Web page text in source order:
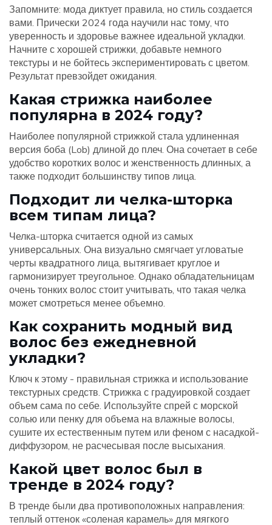
Запомните: мода диктует правила, но стиль создается
вами. Прически 2024 года научили нас тому, что
уверенность и здоровье важнее идеальной укладки.
Начните с хорошей стрижки, добавьте немного
текстуры и не бойтесь экспериментировать с цветом.
Результат превзойдет ожидания.
Какая стрижка наиболее
популярна в 2024 году?
Наиболее популярной стрижкой стала удлиненная
версия боба (Lob) длиной до плеч. Она сочетает в себе
удобство коротких волос и женственность длинных, а
также подходит большинству типов лица.
Подходит ли челка-шторка
всем типам лица?
Челка-шторка считается одной из самых
универсальных. Она визуально смягчает угловатые
черты квадратного лица, вытягивает круглое и
гармонизирует треугольное. Однако обладательницам
очень тонких волос стоит учитывать, что такая челка
может смотреться менее объемно.
Как сохранить модный вид
волос без ежедневной
укладки?
Ключ к этому - правильная стрижка и использование
текстурных средств. Стрижка с градуировкой создает
объем сама по себе. Используйте спрей с морской
солью или пенку для объема на влажные волосы,
сушите их естественным путем или феном с насадкой-
диффузором, не расчесывая после высыхания.
Какой цвет волос был в
тренде в 2024 году?
В тренде были два противоположных направления:
теплый оттенок «соленая карамель» для мягкого